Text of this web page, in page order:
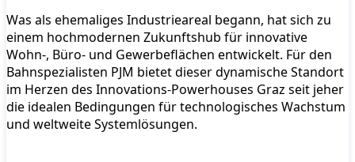
Was als ehemaliges Industrieareal begann, hat sich zu
einem hochmodernen Zukunftshub für innovative
Wohn-, Büro- und Gewerbeflächen entwickelt. Für den
Bahnspezialisten PJM bietet dieser dynamische Standort
im Herzen des Innovations-Powerhouses Graz seit jeher
die idealen Bedingungen für technologisches Wachstum
und weltweite Systemlösungen.